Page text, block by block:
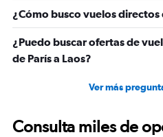
1800.
¿Cómo busco vuelos directos
¿Puedo buscar ofertas de
de París a Laos?
Ver más
Consulta miles de